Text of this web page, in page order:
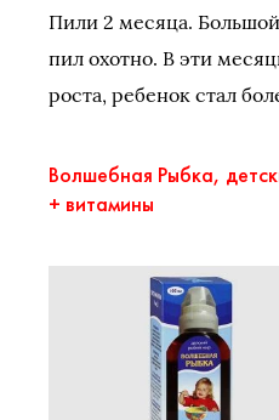
Пили 2 месяца.
пил охотно. В эти
роста, ребенок стал
Волшебная Рыбка,
+ витамины